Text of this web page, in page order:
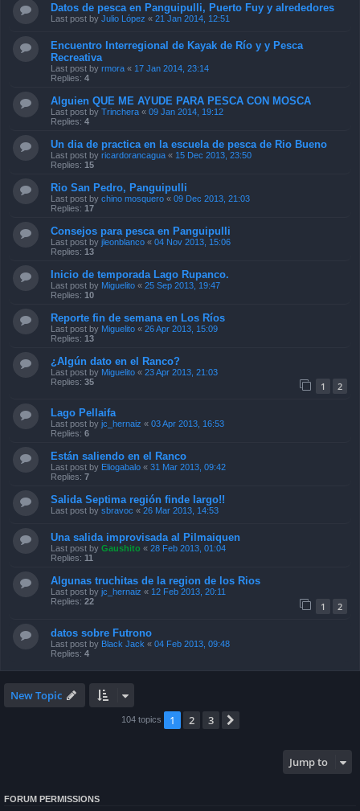
Datos de pesca en Panguipulli, Puerto Fuy y alrededores
Last post by Julio López « 21 Jan 2014, 12:51
Encuentro Interregional de Kayak de Río y y Pesca
Recreativa
Last post by rmora « 17 Jan 2014, 23:14
Replies: 4
Alguien QUE ME AYUDE PARA PESCA CON MOSCA
Last post by Trinchera « 09 Jan 2014, 19:12
Replies: 4
Un dia de practica en la escuela de pesca de Rio Bueno
Last post by ricardorancagua « 15 Dec 2013, 23:50
Replies: 15
Rio San Pedro, Panguipulli
Last post by chino mosquero « 09 Dec 2013, 21:03
Replies: 17
Consejos para pesca en Panguipulli
Last post by jleonblanco « 04 Nov 2013, 15:06
Replies: 13
Inicio de temporada Lago Rupanco.
Last post by Miguelito « 25 Sep 2013, 19:47
Replies: 10
Reporte fin de semana en Los Ríos
Last post by Miguelito « 26 Apr 2013, 15:09
Replies: 13
¿Algún dato en el Ranco?
Last post by Miguelito « 23 Apr 2013, 21:03
Replies: 35 1 2
Lago Pellaifa
Last post by jc_hernaiz « 03 Apr 2013, 16:53
Replies: 6
Están saliendo en el Ranco
Last post by Eliogabalo « 31 Mar 2013, 09:42
Replies: 7
Salida Septima región finde largo!!
Last post by sbravoc « 26 Mar 2013, 14:53
Una salida improvisada al Pilmaiquen
Last post by Gaushito « 28 Feb 2013, 01:04
Replies: 11
Algunas truchitas de la region de los Rios
Last post by jc_hernaiz « 12 Feb 2013, 20:11
Replies: 22 1 2
datos sobre Futrono
Last post by Black Jack « 04 Feb 2013, 09:48
Replies: 4
New Topic
104 topics 1 2 3
Jump to
FORUM PERMISSIONS